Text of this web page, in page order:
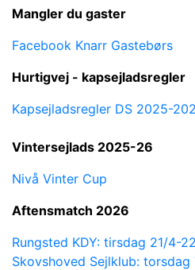
Mangler du gaster
Facebook Knarr Gastebørs
Hurtigvej - kapsejladsregler
Kapsejladsregler DS 2025-
Vintersejlads 2025-26
Nivå Vinter Cup
Aftensmatch 2026
Rungsted KDY: tirsdag 21/4-
Skovshoved Sejlklub: